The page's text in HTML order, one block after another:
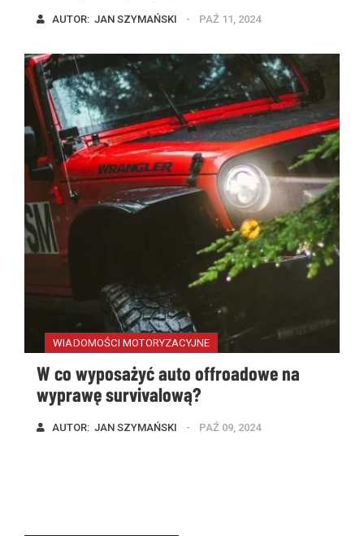
AUTOR: JAN SZYMAŃSKI PAŹ 11, 2024
WIADOMOŚCI MOTORYZACYJNE
W co wyposażyć auto offroadowe na
wyprawę survivalową?
AUTOR: JAN SZYMAŃSKI PAŹ 09, 2024